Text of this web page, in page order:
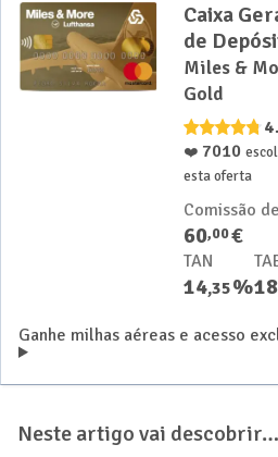
Caixa
de
Miles &
Gold
❤️ 7010
esta oferta
Comissão
60,00€
TAN
14,35%18
Neste artigo vai descobrir…